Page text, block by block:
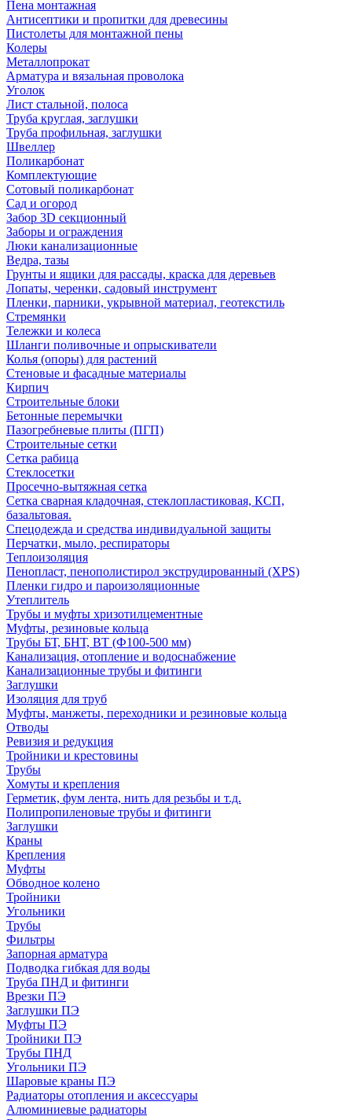
Пена монтажная
Антисептики и пропитки для древесины
Пистолеты для монтажной пены
Колеры
Металлопрокат
Арматура и вязальная проволока
Уголок
Лист стальной, полоса
Труба круглая, заглушки
Труба профильная, заглушки
Швеллер
Поликарбонат
Комплектующие
Сотовый поликарбонат
Сад и огород
Забор 3D секционный
Заборы и ограждения
Люки канализационные
Ведра, тазы
Грунты и ящики для рассады, краска для деревьев
Лопаты, черенки, садовый инструмент
Пленки, парники, укрывной материал, геотекстиль
Стремянки
Тележки и колеса
Шланги поливочные и опрыскиватели
Колья (опоры) для растений
Стеновые и фасадные материалы
Кирпич
Строительные блоки
Бетонные перемычки
Пазогребневые плиты (ПГП)
Строительные сетки
Сетка рабица
Стеклосетки
Просечно-вытяжная сетка
Сетка сварная кладочная, стеклопластиковая, КСП,
базальтовая.
Спецодежда и средства индивидуальной защиты
Перчатки, мыло, респираторы
Теплоизоляция
Пенопласт, пенополистирол экструдированный (XPS)
Пленки гидро и пароизоляционные
Утеплитель
Трубы и муфты хризотилцементные
Муфты, резиновые кольца
Трубы БТ, БНТ, ВТ (Ф100-500 мм)
Канализация, отопление и водоснабжение
Канализационные трубы и фитинги
Заглушки
Изоляция для труб
Муфты, манжеты, переходники и резиновые кольца
Отводы
Ревизия и редукция
Тройники и крестовины
Трубы
Хомуты и крепления
Герметик, фум лента, нить для резьбы и т.д.
Полипропиленовые трубы и фитинги
Заглушки
Краны
Крепления
Муфты
Обводное колено
Тройники
Угольники
Трубы
Фильтры
Запорная арматура
Подводка гибкая для воды
Труба ПНД и фитинги
Врезки ПЭ
Заглушки ПЭ
Муфты ПЭ
Тройники ПЭ
Трубы ПНД
Угольники ПЭ
Шаровые краны ПЭ
Радиаторы отопления и аксессуары
Алюминиевые радиаторы